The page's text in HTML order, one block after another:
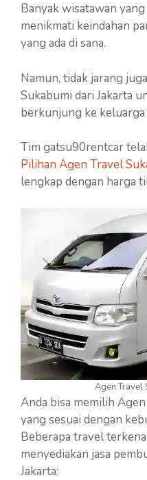
Banyak wisatawan
menikmati keindahan
yang ada di sana.
Namun, tidak jarang
Sukabumi dari Jakarta
berkunjung ke
Tim gatsu90rentcar
Pilihan Agen Travel
lengkap dengan harga
Agen Travel
Anda bisa memilih
yang sesuai dengan
Beberapa travel
menyediakan jasa
Jakarta: